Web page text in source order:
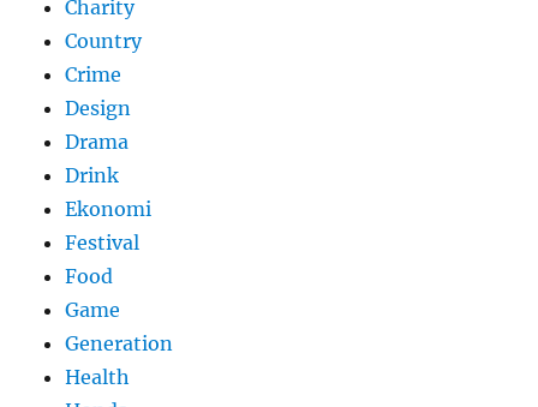
Charity
Country
Crime
Design
Drama
Drink
Ekonomi
Festival
Food
Game
Generation
Health